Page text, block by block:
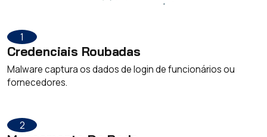
1
Credenciais Roubadas
Malware captura os dados de login de funcionários ou
fornecedores.
2